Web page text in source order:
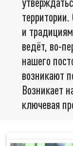
и
ведёт, во-
нашего
возникают
Возникает
ключевая